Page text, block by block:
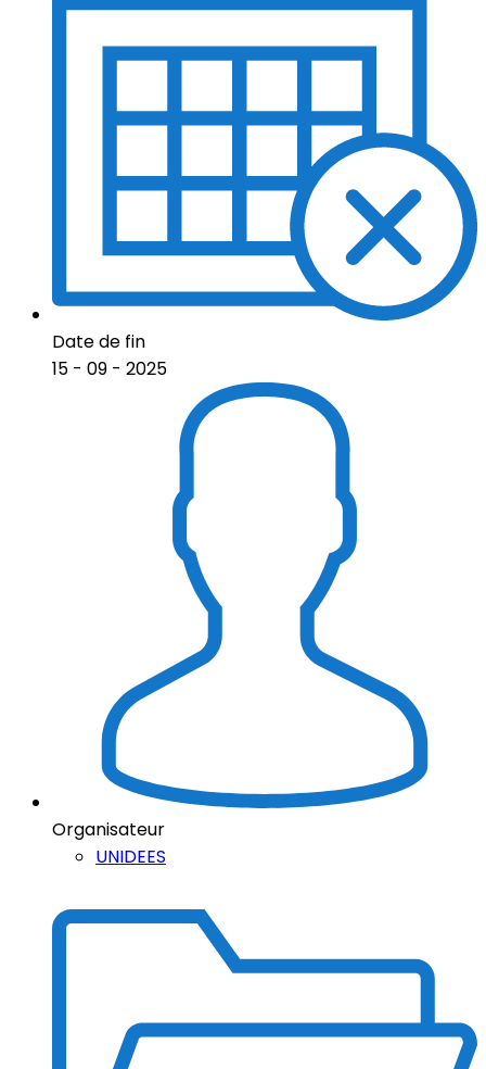
Date de fin
15 - 09 - 2025
Organisateur
UNIDEES